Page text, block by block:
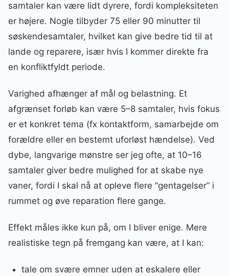
samtaler kan være lidt dyrere, fordi kompleksiteten
er højere. Nogle tilbyder 75 eller 90 minutter til
søskendesamtaler, hvilket kan give bedre tid til at
lande og reparere, især hvis I kommer direkte fra
en konfliktfyldt periode.
Varighed afhænger af mål og belastning. Et
afgrænset forløb kan være 5–8 samtaler, hvis fokus
er et konkret tema (fx kontaktform, samarbejde om
forældre eller en bestemt uforløst hændelse). Ved
dybe, langvarige mønstre ser jeg ofte, at 10–16
samtaler giver bedre mulighed for at skabe nye
vaner, fordi I skal nå at opleve flere “gentagelser” i
rummet og øve reparation flere gange.
Effekt måles ikke kun på, om I bliver enige. Mere
realistiske tegn på fremgang kan være, at I kan:
tale om svære emner uden at eskalere eller